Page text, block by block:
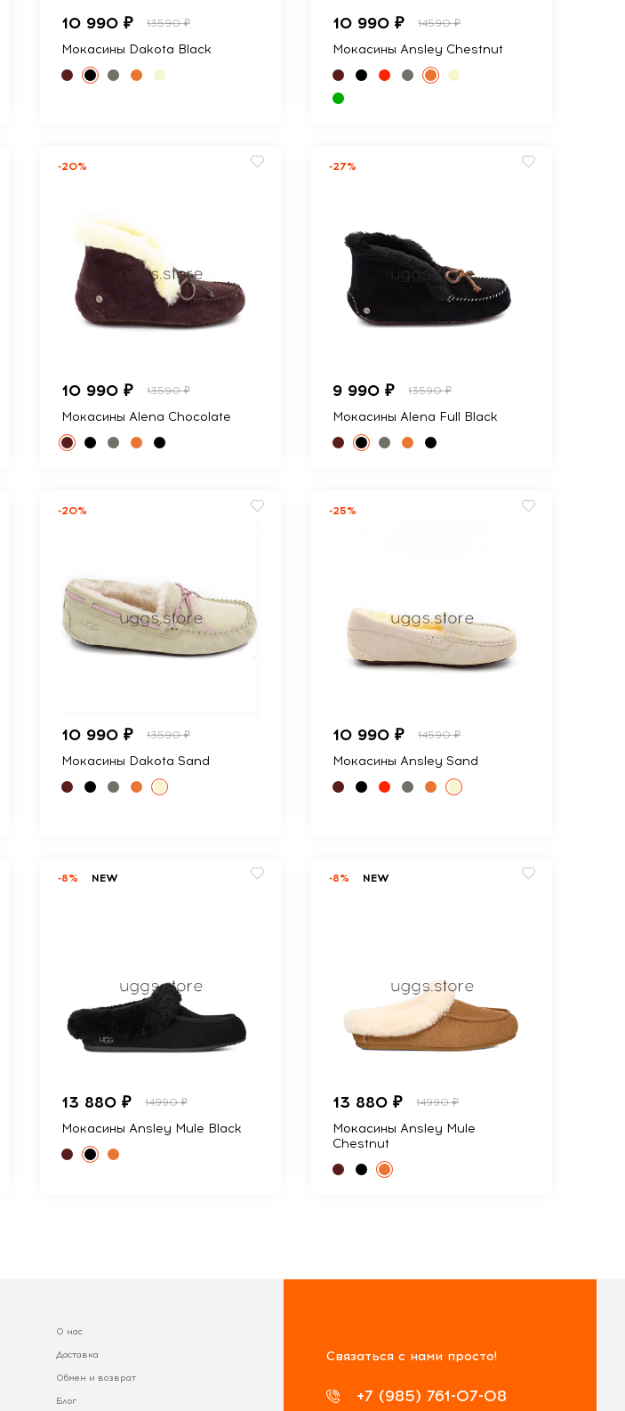
10 990 ₽ 13590 ₽
Мокасины Dakota Black
10 990 ₽ 14590 ₽
Мокасины Ansley Chestnut
-20%
10 990 ₽ 13590 ₽
Мокасины Alena Chocolate
-27%
9 990 ₽ 13590 ₽
Мокасины Alena Full Black
-20%
10 990 ₽ 13590 ₽
Мокасины Dakota Sand
-25%
10 990 ₽ 14590 ₽
Мокасины Ansley Sand
-8% NEW
13 880 ₽ 14990 ₽
Мокасины Ansley Mule Black
-8% NEW
13 880 ₽ 14990 ₽
Мокасины Ansley Mule
Chestnut
О нас
Доставка
Обмен и возврат
Блог
Связаться с нами просто!
+7 (985) 761-07-08